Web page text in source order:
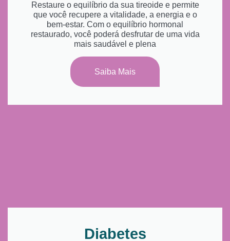
Restaure o equilíbrio da sua tireoide e permite
que você recupere a vitalidade, a energia e o
bem-estar. Com o equilíbrio hormonal
restaurado, você poderá desfrutar de uma vida
mais saudável e plena
Saiba Mais
Diabetes